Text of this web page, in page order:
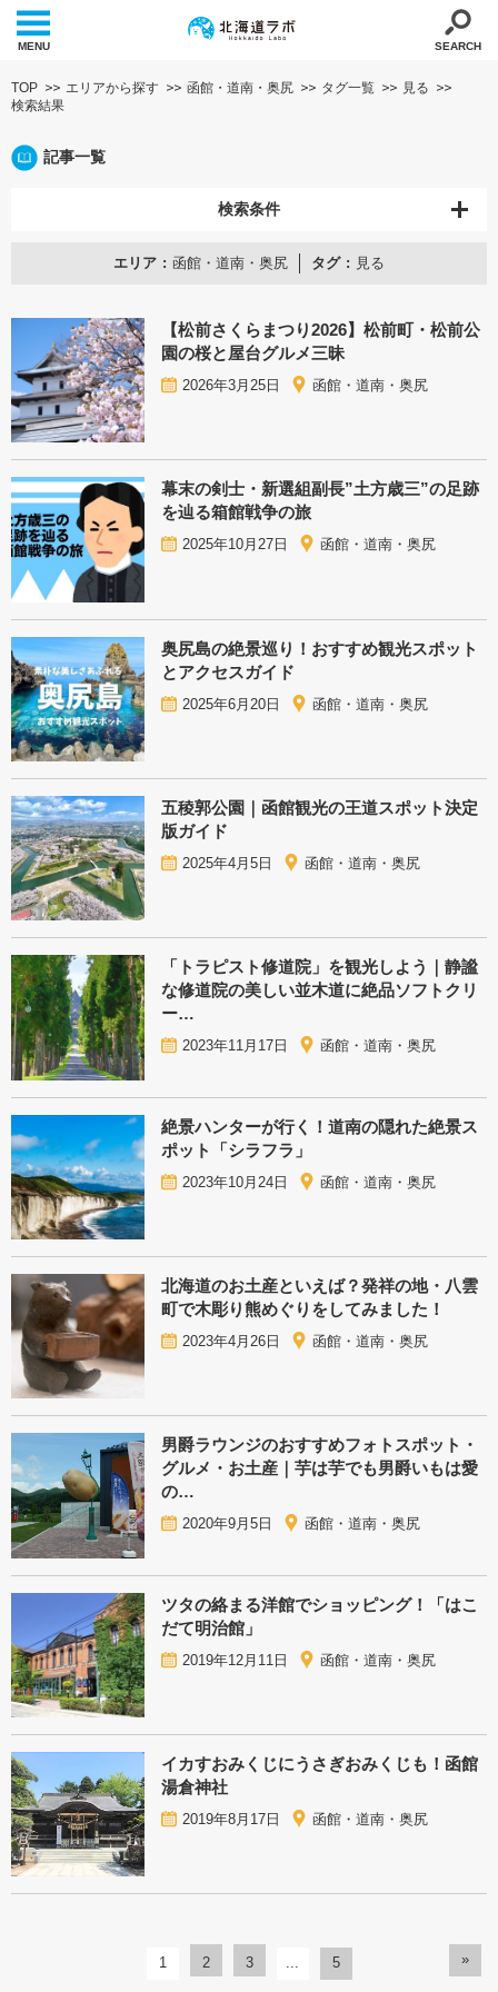
MENU SEARCH
TOP エリアから探す 函館・道南・奥尻 タグ一覧
見る
検索結果
記事一覧
検索条件
エリア 函館・道南・奥尻 タグ 見る
【松前さくらまつり2026】松前町・松前公
園の桜と屋台グルメ三昧
2026年3月25日 函館・道南・奥尻
幕末の剣士・新選組副長”土方歳三”の足跡
を辿る箱館戦争の旅
2025年10月27日 函館・道南・奥尻
奥尻島の絶景巡り！おすすめ観光スポット
とアクセスガイド
2025年6月20日 函館・道南・奥尻
五稜郭公園｜函館観光の王道スポット決定
版ガイド
2025年4月5日 函館・道南・奥尻
「トラピスト修道院」を観光しよう｜静謐
な修道院の美しい並木道に絶品ソフトクリ
ー…
2023年11月17日 函館・道南・奥尻
絶景ハンターが行く！道南の隠れた絶景ス
ポット「シラフラ」
2023年10月24日 函館・道南・奥尻
北海道のお土産といえば？発祥の地・八雲
町で木彫り熊めぐりをしてみました！
2023年4月26日 函館・道南・奥尻
男爵ラウンジのおすすめフォトスポット・
グルメ・お土産｜芋は芋でも男爵いもは愛
の…
2020年9月5日 函館・道南・奥尻
ツタの絡まる洋館でショッピング！「はこ
だて明治館」
2019年12月11日 函館・道南・奥尻
イカすおみくじにうさぎおみくじも！函館
湯倉神社
2019年8月17日 函館・道南・奥尻
1 2 3 ... »
5